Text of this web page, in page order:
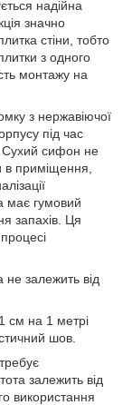
надійна
значно
стіни, тобто
з одного
монтажу на
з нержавіючої
під час
Сухий сифон не
приміщення,
має гумовий
запахів. Ця
залежить від
см на 1 метрі
шов.
залежить від
використання